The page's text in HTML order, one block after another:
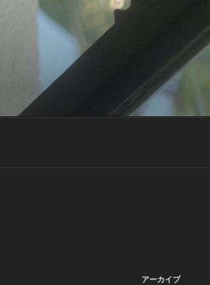
アーカイブ